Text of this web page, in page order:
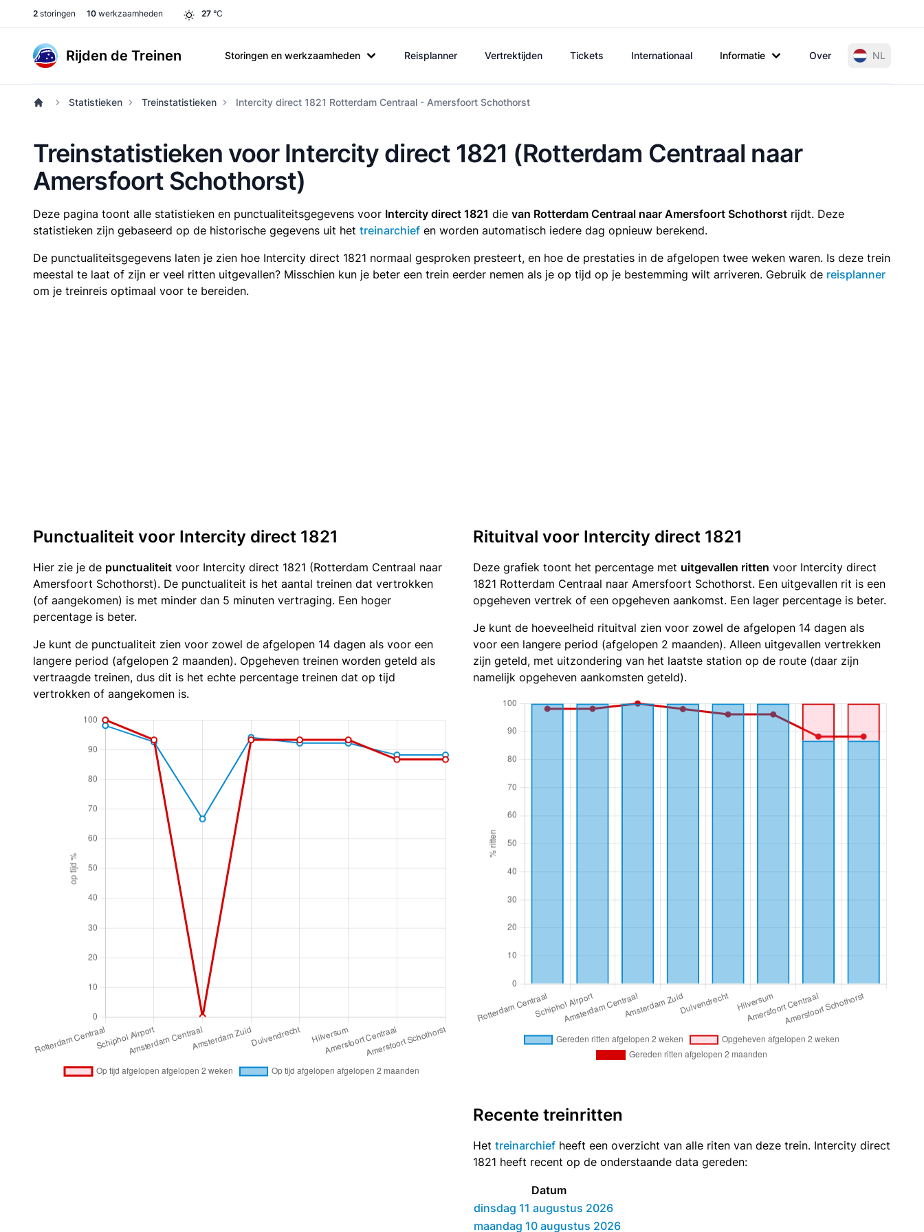
2 storingen 10 werkzaamheden 27 °C
Rijden de Treinen Storingen en werkzaamheden Reisplanner Vertrektijden Tickets Internationaal Informatie Over NL
Statistieken Treinstatistieken Intercity direct 1821 Rotterdam Centraal - Amersfoort Schothorst
Treinstatistieken voor Intercity direct 1821 (Rotterdam Centraal naar
Amersfoort Schothorst)
Deze pagina toont alle statistieken en punctualiteitsgegevens voor Intercity direct 1821 die van Rotterdam Centraal naar Amersfoort Schothorst rijdt. Deze
statistieken zijn gebaseerd op de historische gegevens uit het treinarchief en worden automatisch iedere dag opnieuw berekend.
De punctualiteitsgegevens laten je zien hoe Intercity direct 1821 normaal gesproken presteert, en hoe de prestaties in de afgelopen twee weken waren. Is deze trein
meestal te laat of zijn er veel ritten uitgevallen? Misschien kun je beter een trein eerder nemen als je op tijd op je bestemming wilt arriveren. Gebruik de reisplanner
om je treinreis optimaal voor te bereiden.
Punctualiteit voor Intercity direct 1821
Hier zie je de punctualiteit voor Intercity direct 1821 (Rotterdam Centraal naar
Amersfoort Schothorst). De punctualiteit is het aantal treinen dat vertrokken
(of aangekomen) is met minder dan 5 minuten vertraging. Een hoger
percentage is beter.
Je kunt de punctualiteit zien voor zowel de afgelopen 14 dagen als voor een
langere period (afgelopen 2 maanden). Opgeheven treinen worden geteld als
vertraagde treinen, dus dit is het echte percentage treinen dat op tijd
vertrokken of aangekomen is.
Rituitval voor Intercity direct 1821
Deze grafiek toont het percentage met uitgevallen ritten voor Intercity direct
1821 Rotterdam Centraal naar Amersfoort Schothorst. Een uitgevallen rit is een
opgeheven vertrek of een opgeheven aankomst. Een lager percentage is beter.
Je kunt de hoeveelheid rituitval zien voor zowel de afgelopen 14 dagen als
voor een langere period (afgelopen 2 maanden). Alleen uitgevallen vertrekken
zijn geteld, met uitzondering van het laatste station op de route (daar zijn
namelijk opgeheven aankomsten geteld).
Recente treinritten
Het treinarchief heeft een overzicht van alle riten van deze trein. Intercity direct
1821 heeft recent op de onderstaande data gereden:
Datum
dinsdag 11 augustus 2026
maandag 10 augustus 2026